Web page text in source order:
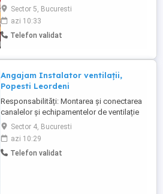
Rheda , Weisenfels ,Sogel și
Kelinghussen . - Contractul de muncă se
face cu angajatorul ...
Sector 5, Bucuresti
azi 10:33
Telefon validat
Angajam Instalator ventilații,
Popesti Leordeni
Responsabilități: Montarea și conectarea
canalelor și echipamentelor de ventilație
Întreținerea și repararea instalațiilor de
ventilație existente Respectarea normelor
de siguranță și a proiectelor tehnice
Verificarea și testarea funcționării
Sector 4, Bucuresti
azi 10:29
Telefon validat